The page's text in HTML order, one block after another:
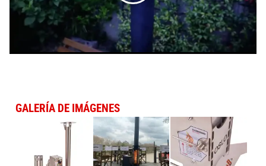
GALERÍA DE IMÁGENES